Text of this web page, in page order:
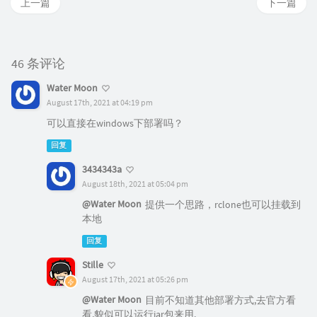
下一篇
上一篇
46 条评论
Water Moon
August 17th, 2021 at 04:19 pm
可以直接在windows下部署吗？
回复
3434343a
August 18th, 2021 at 05:04 pm
@Water Moon 提供一个思路，rclone也可以挂载到
本地
回复
Stille
August 17th, 2021 at 05:26 pm
@Water Moon 目前不知道其他部署方式,去官方看
看,貌似可以运行jar包来用.